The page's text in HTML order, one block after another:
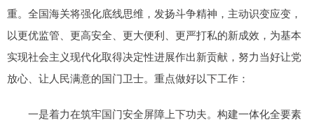
重。全国海关将强化底线思维，发扬斗争精神，主动识变应变，
以更优监管、更高安全、更大便利、更严打私的新成效，为基本
实现社会主义现代化取得决定性进展作出新贡献，努力当好让党
放心、让人民满意的国门卫士。重点做好以下工作：
一是着力在筑牢国门安全屏障上下功夫。构建一体化全要素